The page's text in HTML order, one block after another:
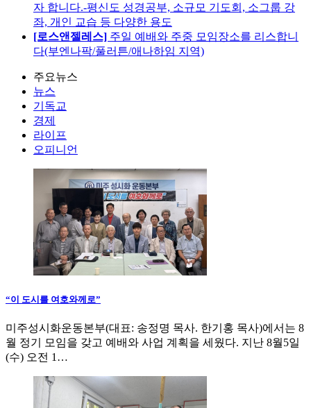
자 합니다.-평신도 성경공부, 소규모 기도회, 소그룹 강
좌, 개인 교습 등 다양한 용도
[로스앤젤레스] 주일 예배와 주중 모임장소를 리스합니
다(부엔나팍/풀러튼/애나하임 지역)
주요뉴스
뉴스
기독교
경제
라이프
오피니언
“이 도시를 여호와께로”
미주성시화운동본부(대표: 송정명 목사. 한기홍 목사)에서는 8
월 정기 모임을 갖고 예배와 사업 계획을 세웠다. 지난 8월5일
(수) 오전 1…